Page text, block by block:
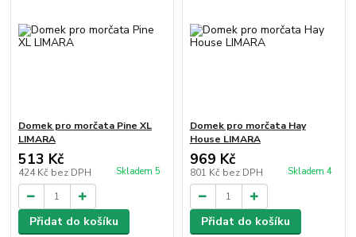
Domek pro morčata Pine XL
LIMARA
513 Kč
424 Kč bez DPH Skladem 5
Přidat do košíku
Domek pro morčata Hay
House LIMARA
969 Kč
801 Kč bez DPH Skladem 4
Přidat do košíku